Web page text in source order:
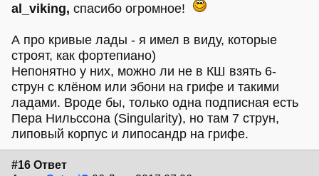
al_viking, спасибо огромное!
А про кривые лады - я имел в виду, которые
строят, как фортепиано)
Непонятно у них, можно ли не в КШ взять 6-
струн с клёном или эбони на грифе и такими
ладами. Вроде бы, только одна подписная есть
Пера Нильссона (Singularity), но там 7 струн,
липовый корпус и липосандр на грифе.
#16 Ответ